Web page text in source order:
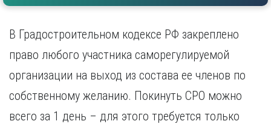
К
Казань
Калининград
Калуга
Кемерово
Краснодар
Красноярск
Тольятти
Тула
Тюмень
У
Улан-Удэ
Ульяновск
Уфа
В Градостроительном кодексе РФ закреплено
право любого участника саморегулируемой
организации на выход из состава ее членов по
собственному желанию. Покинуть СРО можно
всего за 1 день – для этого требуется только